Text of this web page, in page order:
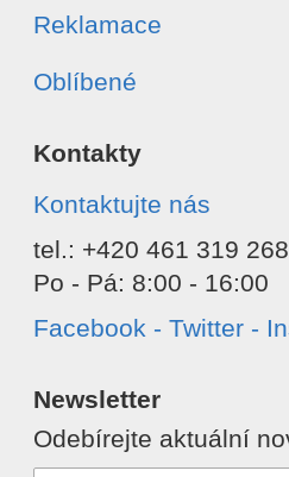
Reklamace
Oblíbené
Kontakty
Kontaktujte nás
tel.: +420 461 319 268
Po - Pá: 8:00 - 16:00
Facebook - Twitter -
Newsletter
Odebírejte aktuální